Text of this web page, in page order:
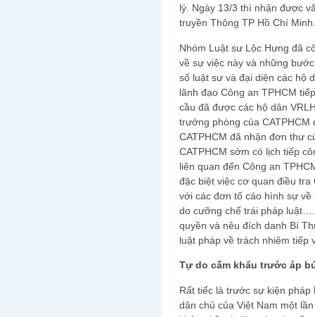
lý. Ngày 13/3 thì nhận được
truyền Thông TP Hồ Chí Minh.
Nhóm Luật sư Lộc Hưng đã
về sự việc này và những
số luật sư và đại diện các hộ
lãnh đạo Công an TPHCM
cầu đã được các hộ dân
trưởng phòng của
CATPHCM đã nhận đơn thư
CATPHCM sớm có lịch tiếp
liên quan đến Công an
đặc biệt việc cơ quan điều tra
với các đơn tố cáo hình sự về
do cưỡng chế trái pháp
quyền và nêu đích danh Bí
luật pháp về trách nhiệm tiếp
Tự do cấm khẩu trước áp
Rất tiếc là trước sự kiện
dân chủ của Việt Nam một